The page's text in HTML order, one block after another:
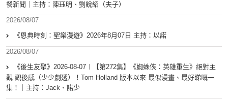
餐新聞｜主持：陳珏明、劉銳紹（夫子）
2026/08/07
《恩典時刻：聖樂漫遊》2026年8月07日 主持：以諾
2026/08/07
《後生友聚》2026-08-07︱【第272集】《蜘蛛俠：英雄重生》絕對主
觀 觀後感（少少劇透）！Tom Holland 版本以來 最似漫畫、最好睇嘅一
集！｜主持：Jack、諾少